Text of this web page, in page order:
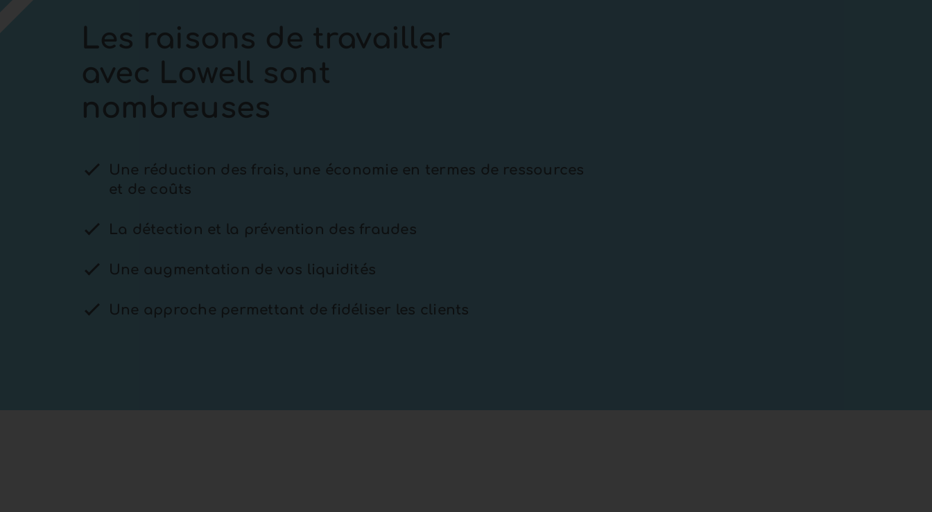
Les raisons de travailler
avec Lowell sont
nombreuses
Une réduction des frais, une économie en termes de ressources
et de coûts
La détection et la prévention des fraudes
Une augmentation de vos liquidités
Une approche permettant de fidéliser les clients